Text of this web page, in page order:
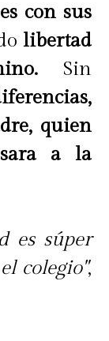
con sus
libertad
Sin
quien
a la
es súper
colegio",